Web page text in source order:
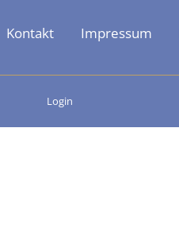
Kontakt Impressum
Login